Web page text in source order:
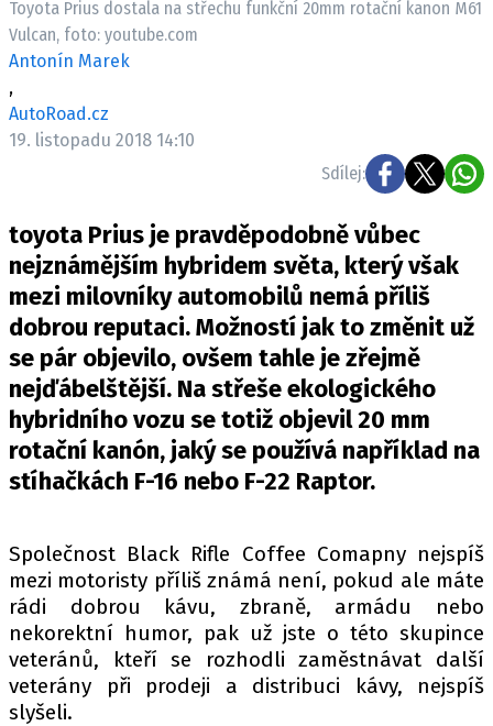
ELEKTRO
TRH S ELEKTROMOBILY
OSTATNÍ
TISKOVKY
ROZHOVORY
DAKAR
Z DOMOVA
ZE SVĚTA
MOTORSPORT
PIT LANE
FIA CEZ & POHÁRY
MEZINÁRODNÍ SCÉNA
SLEDUJTE NÁS NA |
Toyota Prius dostala na střechu funkční 20mm rotační kanon M61
Vulcan, foto: youtube.com
Antonín Marek
,
AutoRoad.cz
19. listopadu 2018 14:10
Sdílej:
toyota Prius je pravděpodobně vůbec
nejznámějším hybridem světa, který však
mezi milovníky automobilů nemá příliš
dobrou reputaci. Možností jak to změnit už
se pár objevilo, ovšem tahle je zřejmě
nejďábelštější. Na střeše ekologického
hybridního vozu se totiž objevil 20 mm
rotační kanón, jaký se používá například na
stíhačkách F-16 nebo F-22 Raptor.
Společnost Black Rifle Coffee Comapny nejspíš
mezi motoristy příliš známá není, pokud ale máte
rádi dobrou kávu, zbraně, armádu nebo
nekorektní humor, pak už jste o této skupince
veteránů, kteří se rozhodli zaměstnávat další
veterány při prodeji a distribuci kávy, nejspíš
slyšeli.